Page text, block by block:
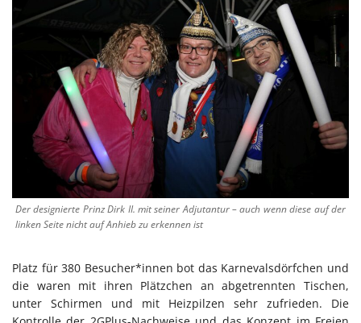
Der designierte Prinz Dirk II. mit seiner Adjutantur – auch wenn diese auf der
linken Seite nicht auf Anhieb zu erkennen ist
Platz für 380 Besucher*innen bot das Karnevalsdörfchen und
die waren mit ihren Plätzchen an abgetrennten Tischen,
unter Schirmen und mit Heizpilzen sehr zufrieden. Die